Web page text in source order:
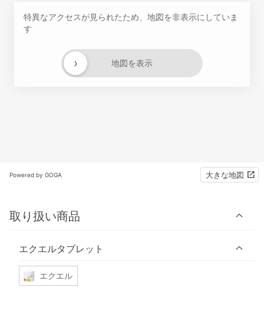
特異なアクセスが見られたため、地図を非表示にしていま
す
地図を表示
›
Powered by GOGA 大きな地図
取り扱い商品
エクエルタブレット
エクエル